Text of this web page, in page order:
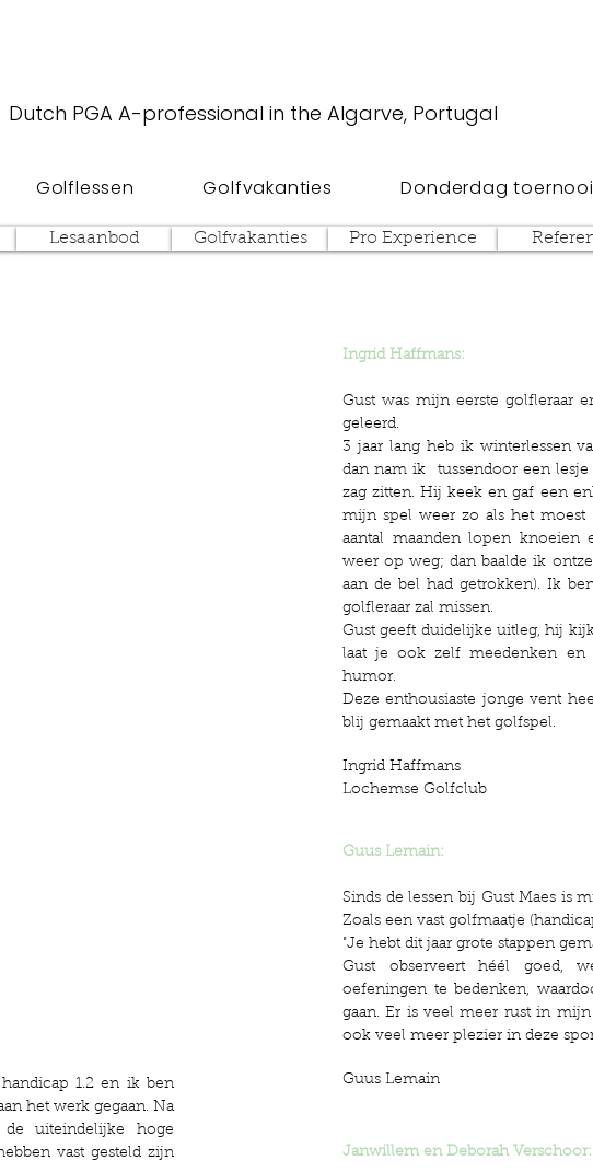
Dutch PGA A-professional in the Algarve, Portugal
Golflessen Golfvakanties Donderdag
Lesaanbod Golfvakanties Pro Experience
1.2 en ik ben
het werk gegaan. Na
uiteindelijke hoge
vast gesteld zijn
Ingrid Haffmans:
Gust was mijn eerste golfleraar
geleerd.
3 jaar lang heb ik winterlessen
dan nam ik tussendoor een
zag zitten. Hij keek en gaf een
mijn spel weer zo als het
aantal maanden lopen knoeien
weer op weg; dan baalde ik
aan de bel had getrokken). Ik
golfleraar zal missen.
Gust geeft duidelijke uitleg, hij
laat je ook zelf meedenken
humor.
Deze enthousiaste jonge vent
blij gemaakt met het golfspel.
Ingrid Haffmans
Lochemse Golfclub
Guus Lemain:
Sinds de lessen bij Gust Maes is
Zoals een vast golfmaatje
"Je hebt dit jaar grote stappen
Gust observeert héél goed,
oefeningen te bedenken,
gaan. Er is veel meer rust in
ook veel meer plezier in deze
Guus Lemain
Janwillem en Deborah Verschoor: